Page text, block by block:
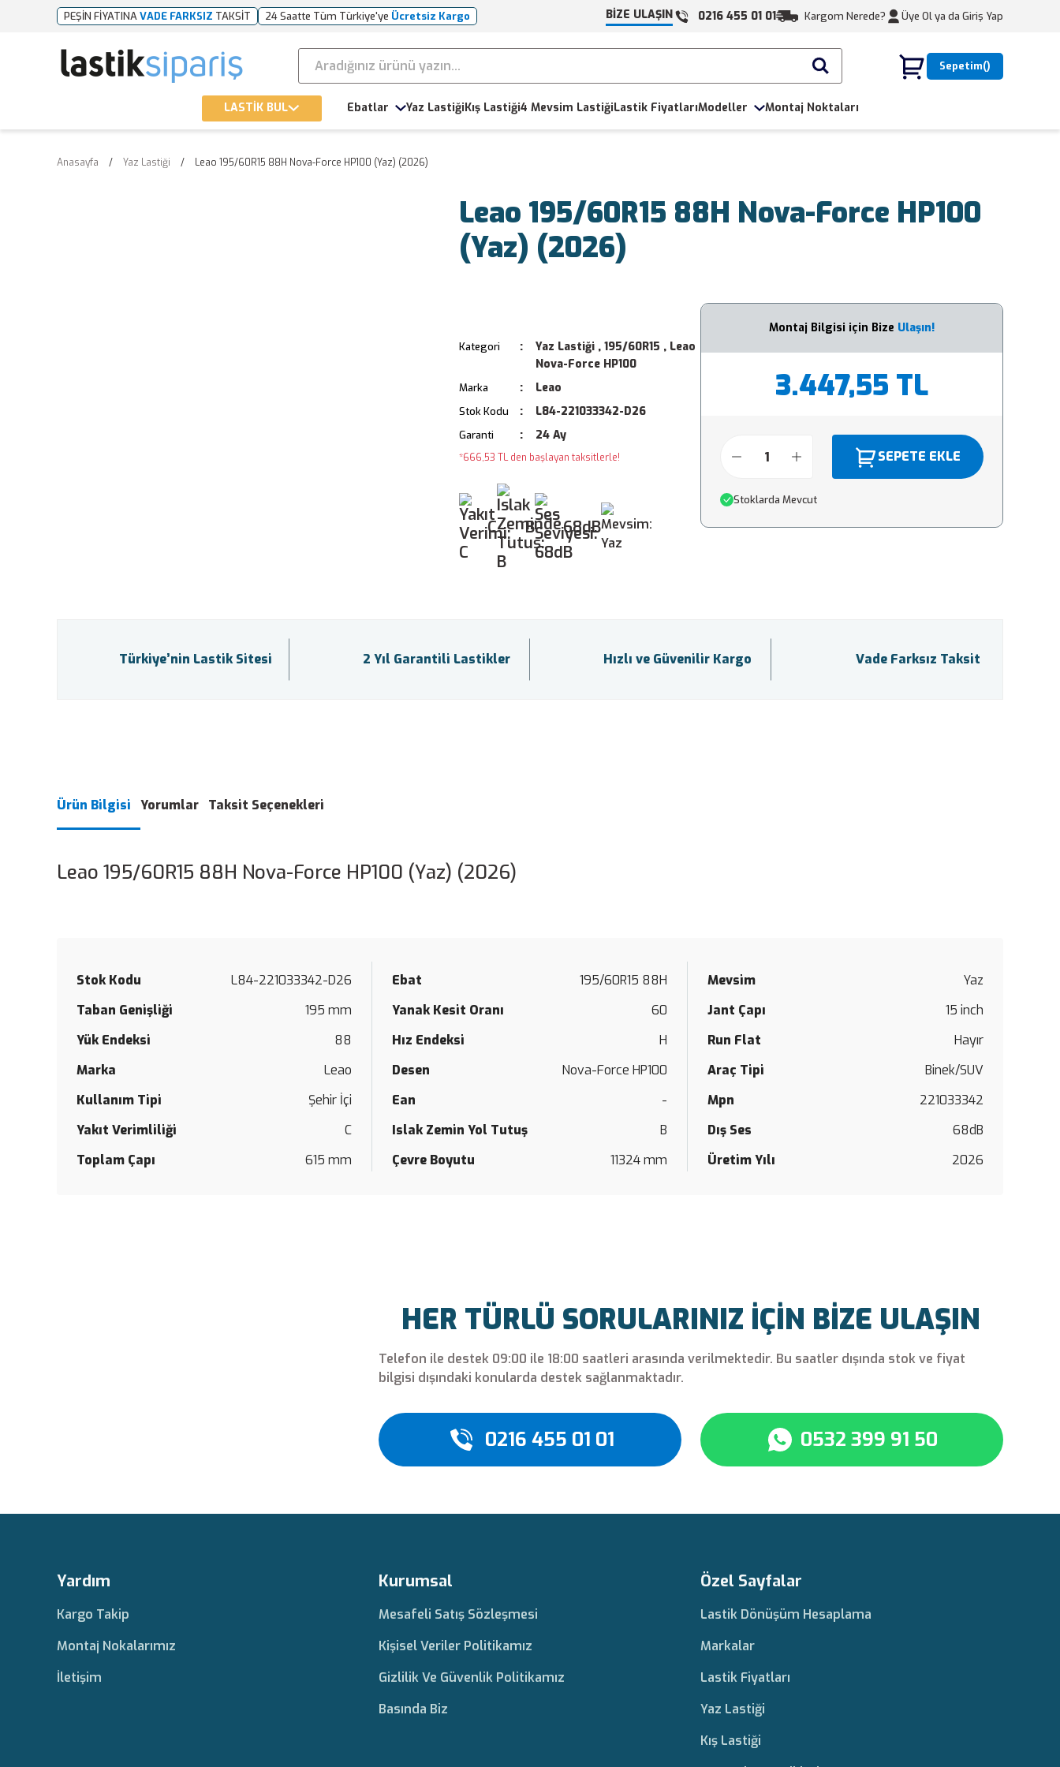
PEŞİN FİYATINAVADE FARKSIZ TAKSİT 24 Saatte Tüm Türkiye'ye Ücretsiz Kargo BİZE ULAŞIN 0216 455 01 01 Kargom Nerede? Üye Ol ya da Giriş Yap
Sepetim
LASTİK BUL Ebatlar Yaz LastiğiKış Lastiği4 Mevsim LastiğiLastik FiyatlarıModeller Montaj Noktaları
Anasayfa Yaz Lastiği Leao 195/60R15 88H Nova-Force HP100 (Yaz) (2026)
Leao 195/60R15 88H Nova-Force HP100
(Yaz) (2026)
Kategori Yaz Lastiği , 195/60R15 , Leao
Nova-Force HP100
Marka Leao
Stok Kodu L84-221033342-D26
Garanti 24 Ay
*666,53 TL den başlayan taksitlerle!
C B 68dB
Montaj Bilgisi için Bize Ulaşın!
3.447,55 TL
SEPETE EKLE
Stoklarda Mevcut
Türkiye’nin Lastik Sitesi 2 Yıl Garantili Lastikler Hızlı ve Güvenilir Kargo Vade Farksız Taksit
Ürün Bilgisi Yorumlar Taksit Seçenekleri
Leao 195/60R15 88H Nova-Force HP100 (Yaz) (2026)
Stok Kodu L84-221033342-D26 Ebat 195/60R15 88H Mevsim
Yaz
Taban Genişliği
195 mm Yanak Kesit Oranı 60 Jant Çapı
15 inch
Yük Endeksi
88 Hız Endeksi H Run Flat
Hayır
Marka
Leao Desen Nova-Force HP100 Araç Tipi
Binek/SUV
Kullanım Tipi
Şehir İçi Ean - Mpn
221033342
Yakıt Verimliliği
C Islak Zemin Yol Tutuş B Dış Ses
68dB
Toplam Çapı
615 mm Çevre Boyutu 11324 mm Üretim Yılı 2026
HER TÜRLÜ SORULARINIZ İÇİN BİZE ULAŞIN
Telefon ile destek 09:00 ile 18:00 saatleri arasında verilmektedir. Bu saatler dışında stok ve fiyat
bilgisi dışındaki konularda destek sağlanmaktadır.
0216 455 01 01 0532 399 91 50
Yardım
Kargo Takip
Montaj Nokalarımız
İletişim
Kurumsal
Mesafeli Satış Sözleşmesi
Kişisel Veriler Politikamız
Gizlilik Ve Güvenlik Politikamız
Basında Biz
Özel Sayfalar
Lastik Dönüşüm Hesaplama
Markalar
Lastik Fiyatları
Yaz Lastiği
Kış Lastiği